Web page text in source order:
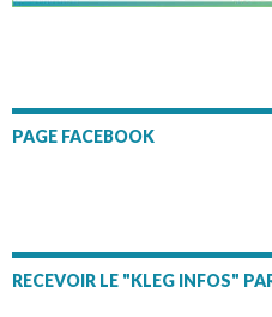
PAGE FACEBOOK
RECEVOIR LE "KLEG INFOS"